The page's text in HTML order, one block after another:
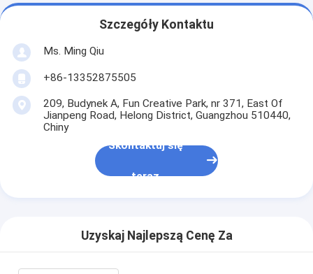
Szczegóły Kontaktu
Ms. Ming Qiu
+86-13352875505
209, Budynek A, Fun Creative Park, nr 371, East Of
Jianpeng Road, Helong District, Guangzhou 510440,
Chiny
Skontaktuj się
teraz
Uzyskaj Najlepszą Cenę Za